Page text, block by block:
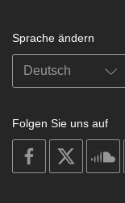
Sprache ändern
Folgen Sie uns auf
on
facebook